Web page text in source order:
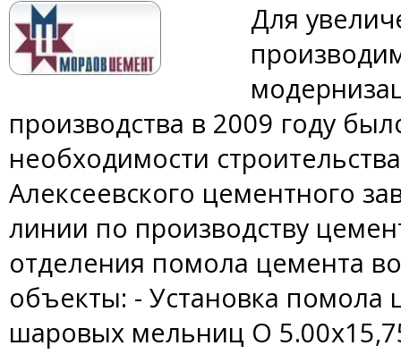
Для
производства в 2009 году
необходимости
Алексеевского цементного
линии по производству
отделения помола цемента
объекты: - Установка
шаровых мельниц O